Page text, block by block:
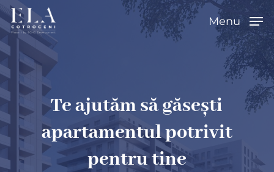
Skip
to
main
content
Menu
Te ajutăm să găsești
apartamentul potrivit
pentru tine